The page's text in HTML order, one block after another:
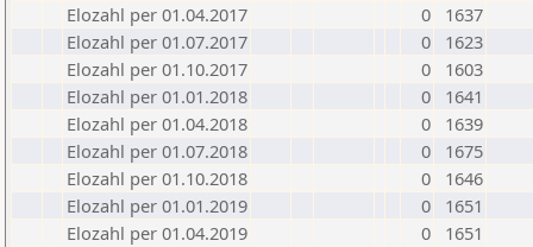
Elozahl per 01.04.2017
0
1637
Elozahl per 01.07.2017
0
1623
Elozahl per 01.10.2017
0
1603
Elozahl per 01.01.2018
0
1641
Elozahl per 01.04.2018
0
1639
Elozahl per 01.07.2018
0
1675
Elozahl per 01.10.2018
0
1646
Elozahl per 01.01.2019
0
1651
Elozahl per 01.04.2019
0
1651